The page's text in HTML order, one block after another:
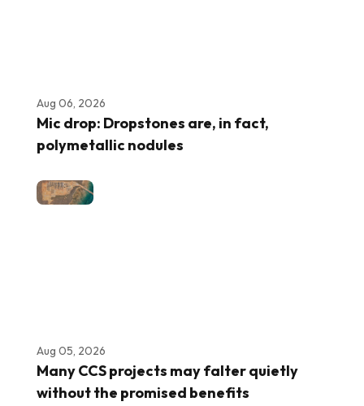
Aug 06, 2026
Mic drop: Dropstones are, in fact,
polymetallic nodules
Aug 05, 2026
Many CCS projects may falter quietly
without the promised benefits